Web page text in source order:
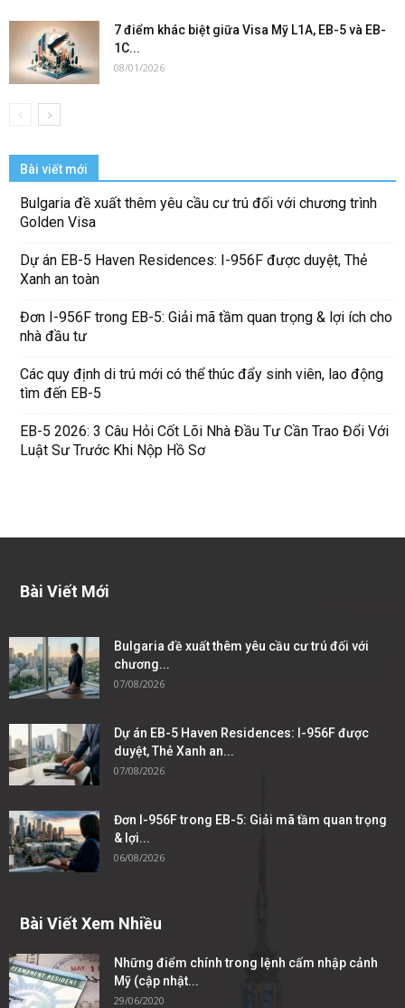
7 điểm khác biệt giữa Visa Mỹ L1A, EB-5 và EB-
1C...
08/01/2026
Bài viết mới
Bulgaria đề xuất thêm yêu cầu cư trú đối với chương trình
Golden Visa
Dự án EB-5 Haven Residences: I-956F được duyệt, Thẻ
Xanh an toàn
Đơn I-956F trong EB-5: Giải mã tầm quan trọng & lợi ích cho
nhà đầu tư
Các quy định di trú mới có thể thúc đẩy sinh viên, lao động
tìm đến EB-5
EB-5 2026: 3 Câu Hỏi Cốt Lõi Nhà Đầu Tư Cần Trao Đổi Với
Luật Sư Trước Khi Nộp Hồ Sơ
Bài Viết Mới
Bulgaria đề xuất thêm yêu cầu cư trú đối với
chương...
07/08/2026
Dự án EB-5 Haven Residences: I-956F được
duyệt, Thẻ Xanh an...
07/08/2026
Đơn I-956F trong EB-5: Giải mã tầm quan trọng
& lợi...
06/08/2026
Bài Viết Xem Nhiều
Những điểm chính trong lệnh cấm nhập cảnh
Mỹ (cập nhật...
29/06/2020